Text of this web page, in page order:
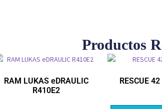
Productos
RAM LUKAS eDRAULIC
R410E2
RESCUE